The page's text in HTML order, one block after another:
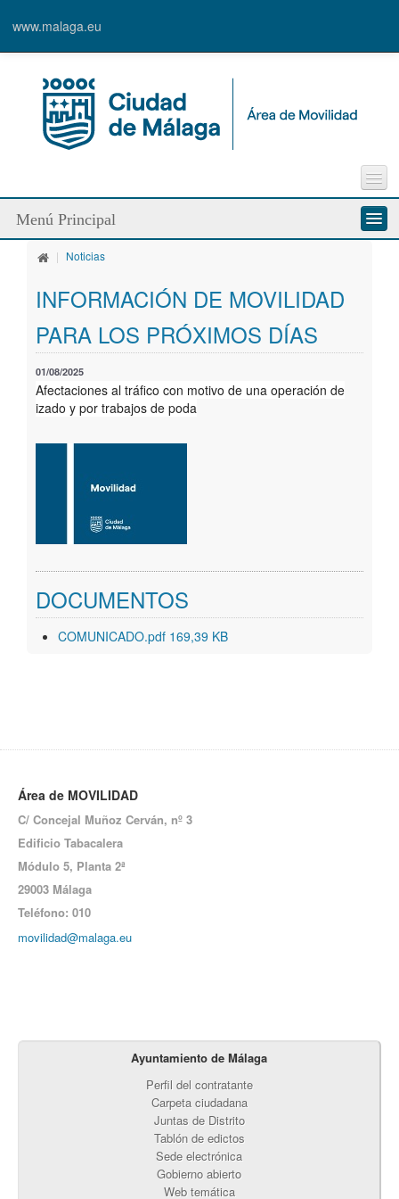
www.malaga.eu
Incidencia vía pública
Sugerencias
Menú Principal
Quienes somos
Servicios
Modos de desplazamiento
Líneas de trabajo
| Noticias
INFORMACIÓN DE MOVILIDAD
PARA LOS PRÓXIMOS DÍAS
01/08/2025
Afectaciones al tráfico con motivo de una operación de
izado y por trabajos de poda
DOCUMENTOS
COMUNICADO.pdf 169,39 KB
Área de MOVILIDAD
C/ Concejal Muñoz Cerván, nº 3
Edificio Tabacalera
Módulo 5, Planta 2ª
29003 Málaga
Teléfono: 010
movilidad@malaga.eu
Ayuntamiento de Málaga
Perfil del contratante
Carpeta ciudadana
Juntas de Distrito
Tablón de edictos
Sede electrónica
Gobierno abierto
Web temática